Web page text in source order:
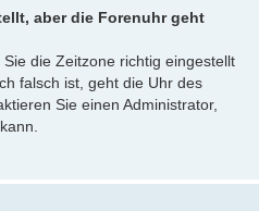
aber die Forenuhr geht
die Zeitzone richtig eingestellt
falsch ist, geht die Uhr des
Sie einen Administrator,